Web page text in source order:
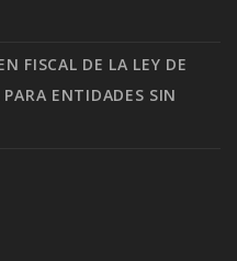
FISCAL DE LA LEY DE
ENTIDADES SIN